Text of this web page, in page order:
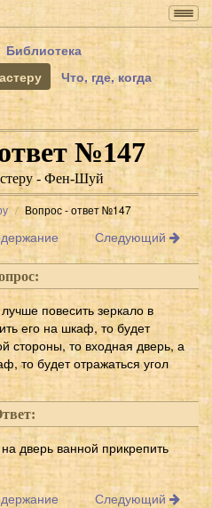
Библиотека
Что, где, когда
№147
- Фен-Шуй
Вопрос - ответ №147
Следующий
повесить зеркало в
его на шкаф, то будет
стороны, то входная дверь, а
то будет отражаться угол
дверь ванной прикрепить
Следующий